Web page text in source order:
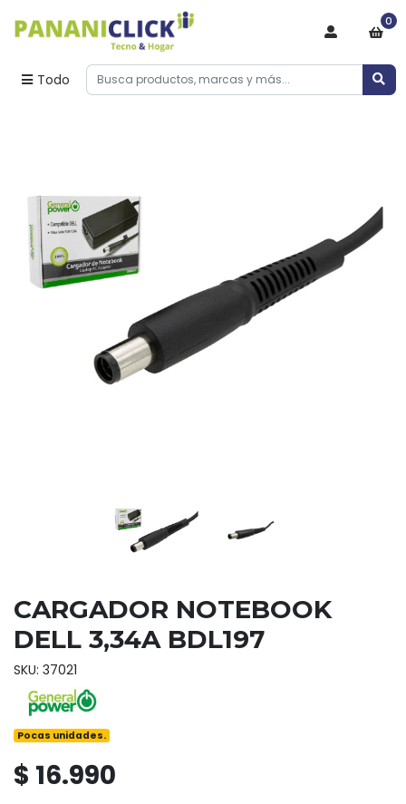
Todo
0
CARGADOR NOTEBOOK
DELL 3,34A BDL197
SKU: 37021
Pocas unidades.
$ 16.990